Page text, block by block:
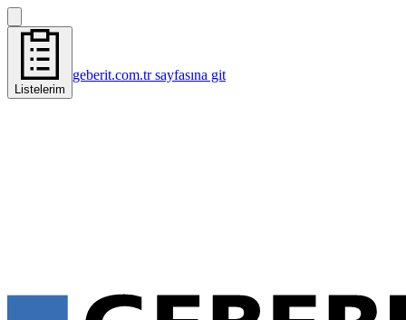
Listelerim
geberit.com.tr sayfasına git